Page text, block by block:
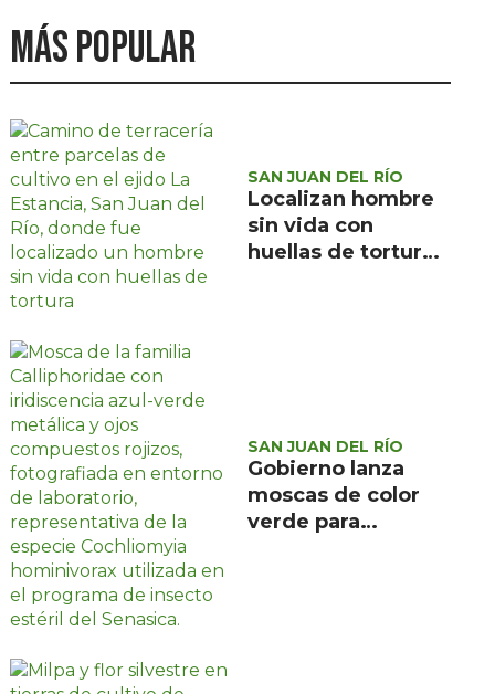
Más popular
SAN JUAN DEL RÍO
Localizan hombre
sin vida con
huellas de tortura
SAN JUAN DEL RÍO
Gobierno lanza
moscas de color
verde para